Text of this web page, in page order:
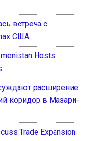
встреча с
США
Hosts
расширение
коридор в Мазари-
Trade Expansion